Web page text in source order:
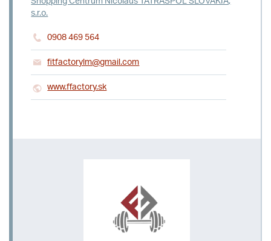
s.r.o.
0908 469 564
fitfactorylm@gmail.com
www.ffactory.sk